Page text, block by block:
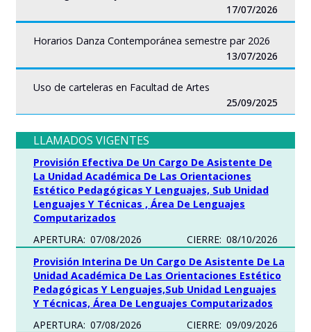
17/07/2026
Horarios Danza Contemporánea semestre par 2026
13/07/2026
Uso de carteleras en Facultad de Artes
25/09/2025
LLAMADOS VIGENTES
Provisión Efectiva De Un Cargo De Asistente De
La Unidad Académica De Las Orientaciones
Estético Pedagógicas Y Lenguajes, Sub Unidad
Lenguajes Y Técnicas , Área De Lenguajes
Computarizados
APERTURA: 07/08/2026 CIERRE: 08/10/2026
Provisión Interina De Un Cargo De Asistente De La
Unidad Académica De Las Orientaciones Estético
Pedagógicas Y Lenguajes,Sub Unidad Lenguajes
Y Técnicas, Área De Lenguajes Computarizados
APERTURA: 07/08/2026 CIERRE: 09/09/2026